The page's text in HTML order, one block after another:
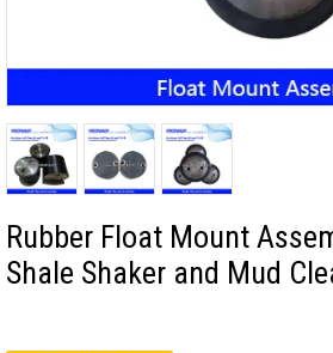
Rubber Float Mount
Shale Shaker and Mud